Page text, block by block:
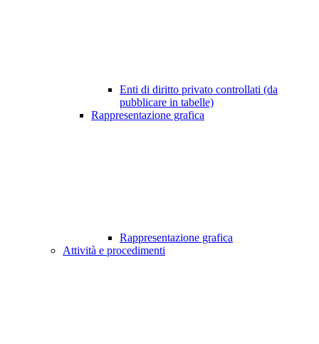
Enti di diritto privato controllati (da
pubblicare in tabelle)
Rappresentazione grafica
Rappresentazione grafica
Attività e procedimenti